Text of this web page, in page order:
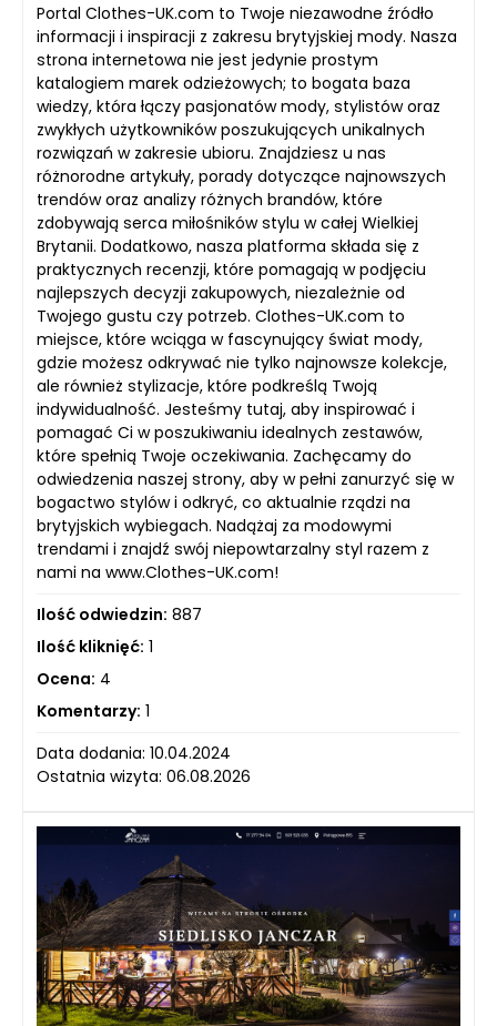
Portal Clothes-UK.com to Twoje niezawodne źródło
informacji i inspiracji z zakresu brytyjskiej mody. Nasza
strona internetowa nie jest jedynie prostym
katalogiem marek odzieżowych; to bogata baza
wiedzy, która łączy pasjonatów mody, stylistów oraz
zwykłych użytkowników poszukujących unikalnych
rozwiązań w zakresie ubioru. Znajdziesz u nas
różnorodne artykuły, porady dotyczące najnowszych
trendów oraz analizy różnych brandów, które
zdobywają serca miłośników stylu w całej Wielkiej
Brytanii. Dodatkowo, nasza platforma składa się z
praktycznych recenzji, które pomagają w podjęciu
najlepszych decyzji zakupowych, niezależnie od
Twojego gustu czy potrzeb. Clothes-UK.com to
miejsce, które wciąga w fascynujący świat mody,
gdzie możesz odkrywać nie tylko najnowsze kolekcje,
ale również stylizacje, które podkreślą Twoją
indywidualność. Jesteśmy tutaj, aby inspirować i
pomagać Ci w poszukiwaniu idealnych zestawów,
które spełnią Twoje oczekiwania. Zachęcamy do
odwiedzenia naszej strony, aby w pełni zanurzyć się w
bogactwo stylów i odkryć, co aktualnie rządzi na
brytyjskich wybiegach. Nadążaj za modowymi
trendami i znajdź swój niepowtarzalny styl razem z
nami na www.Clothes-UK.com!
Ilość odwiedzin: 887
Ilość kliknięć: 1
Ocena: 4
Komentarzy: 1
Data dodania: 10.04.2024
Ostatnia wizyta: 06.08.2026